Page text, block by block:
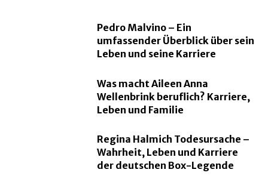
Pedro Malvino – Ein
umfassender Überblick über sein
Leben und seine Karriere
Was macht Aileen Anna
Wellenbrink beruflich? Karriere,
Leben und Familie
Regina Halmich Todesursache –
Wahrheit, Leben und Karriere
der deutschen Box-Legende